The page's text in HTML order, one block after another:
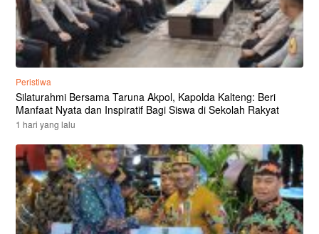
Peristiwa
Silaturahmi Bersama Taruna Akpol, Kapolda Kalteng: Beri
Manfaat Nyata dan Inspiratif Bagi Siswa di Sekolah Rakyat
1 hari yang lalu